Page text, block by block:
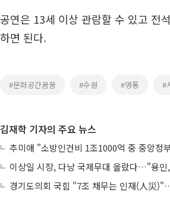
공연은 13세 이상 관람할 수 있고 전
하면 된다.
#문화공간꿈꿈 #수원 #영통 #
김재학 기자의 주요 뉴스
추미애 "소방인건비 1조1000억 중 중앙정
이상일 시장, 다낭 국제무대 올랐다…"용
경기도의회 국힘 "7조 채무는 인재(人災